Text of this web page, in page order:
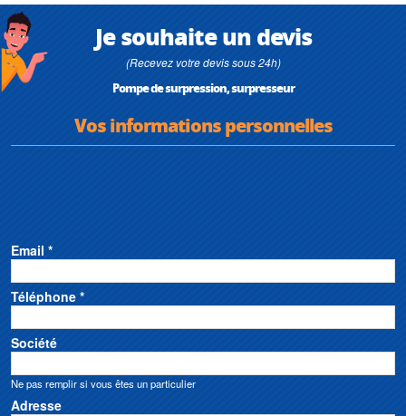
Je souhaite un devis
(Recevez votre devis sous 24h)
Pompe de surpression, surpresseur
Vos informations personnelles
Email *
Téléphone *
Société
Ne pas remplir si vous êtes un particulier
Adresse